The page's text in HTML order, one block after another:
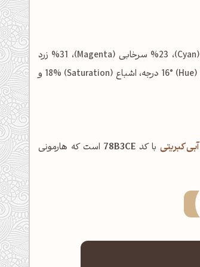
شامل: %0 فیروزه‌ای (Cyan)، %23 سرخابی (Magenta)، %31 زرد
(Yellow) و %71 مشکی (Key/Black) است. در فضای رنگی HSL نیز این رنگ دارای فام (Hue) 16° درجه، اشباع (Saturation) 18% و
آبی کبریتی با کد 78B3CE است که هارمونی